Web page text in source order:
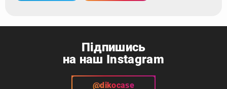
Підпишись
на наш Instagram
@dikocase